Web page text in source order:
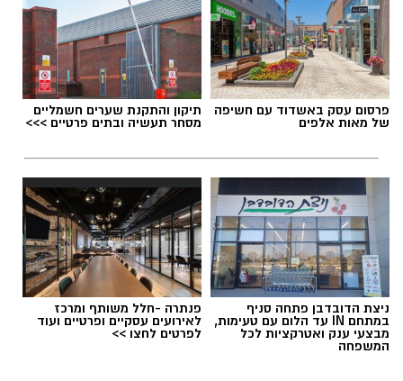
במשטרה מציינים כי בתקופה האחרונה מזוהה
עלייה בניסיונות של גנבי רכוש, כלי רכב ותוצרת
חקלאית לפעול במרחב, כאשר חלק מהחשודים
מגיעים משטחי יהודה ושומרון או מהפזורה.
בעקבות זאת קוראים בשיטור הקהילתי לתושבים
בעקבות ההתראה שנמסרה אתמול בוצעו במהלך
הלילה סריקות נרחבות באמצעות אמצעים תרמיים.
במהלך הפעילות זוהתה כנופיה שנעה באזור ללא
אורות, ובעקבות הזיהוי התפתח מרדף באזור יד
נתן.
פרסום עסק באשדוד עם חשיפה
של מאות אלפים
תיקון והתקנת שערים חשמליים
מסחר תעשיה ובתים פרטיים >>>
ניצת הדובדבן פתחה סניף
במתחם IN עד הלום עם טעימות,
מבצעי ענק ואטרקציות לכל
המשפחה
פנתרה -חלל משותף ומרכז
לאירועים עסקיים ופרטיים ועוד
לפרטים לחצו >>